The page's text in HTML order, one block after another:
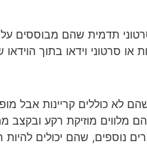
סרטוני תדמית שהם
סרטוני וידאו בתוך הוידאו
לא כוללים קריינות אבל
מוזיקת רקע ובקצב
נוספים, שהם יכולים